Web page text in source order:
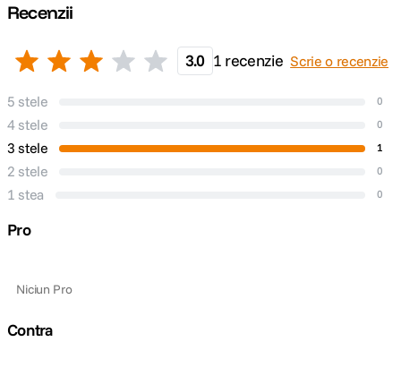
Recenzii
3.0 1 recenzie Scrie o recenzie
5 stele 0
4 stele 0
3 stele 1
2 stele 0
1 stea 0
Pro
Niciun Pro
Contra